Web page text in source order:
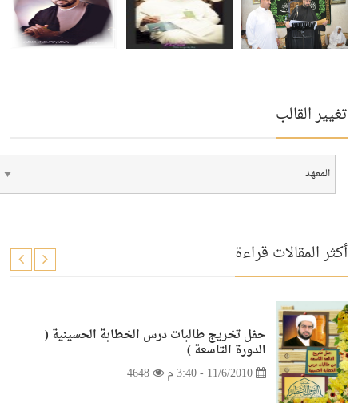
تغيير القالب
أكثر المقالات قراءة
حفل تخريج طالبات درس الخطابة الحسينية (
الدورة التاسعة )
11/6/2010 - 3:40 م
4648